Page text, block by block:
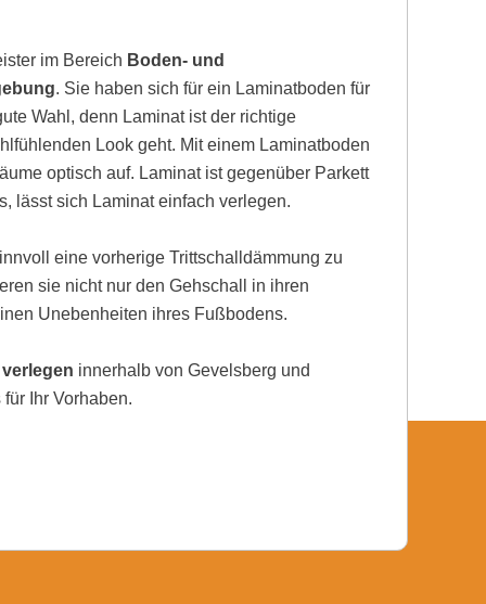
im Bereich Boden- und
. Sie haben sich für ein Laminatboden für
Wahl, denn Laminat ist der richtige
Look geht. Mit einem Laminatboden
optisch auf. Laminat ist gegenüber Parkett
lässt sich Laminat einfach verlegen.
eine vorherige Trittschalldämmung zu
sie nicht nur den Gehschall in ihren
Unebenheiten ihres Fußbodens.
innerhalb von Gevelsberg und
Ihr Vorhaben.